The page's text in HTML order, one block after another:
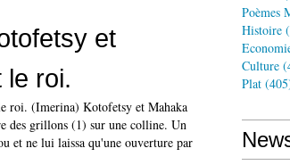
et
le roi.
roi. (Imerina) Kotofetsy et Mahaka
des grillons (1) sur une colline. Un
et ne lui laissa qu'une ouverture par
Poèmes
Histoire
Culture
Plat